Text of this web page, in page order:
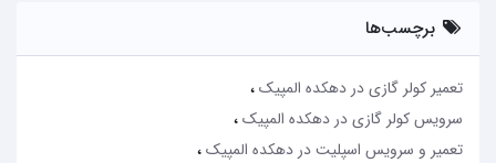
برچسب‌ها
تعمیر کولر گازی در دهکده المپیک
سرویس کولر گازی در دهکده المپیک
تعمیر و سرویس اسپلیت در دهکده المپیک